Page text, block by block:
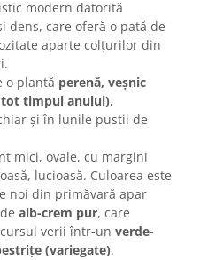
modern datorită
dens, care oferă o pată de
aparte colțurilor din
o plantă perenă, veșnic
timpul anului),
și în lunile pustii de
mici, ovale, cu margini
lucioasă. Culoarea este
noi din primăvară apar
alb-crem pur, care
verii într-un verde-
(variegate).